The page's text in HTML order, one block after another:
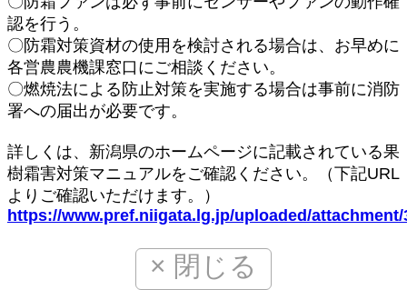
認を行う。
〇防霜対策資材の使用を検討される場合は、お早めに
各営農農機課窓口にご相談ください。
〇燃焼法による防止対策を実施する場合は事前に消防
署への届出が必要です。
詳しくは、新潟県のホームページに記載されている果
樹霜害対策マニュアルをご確認ください。（下記URL
よりご確認いただけます。）
https://www.pref.niigata.lg.jp/uploaded/attachment/
× 閉じる